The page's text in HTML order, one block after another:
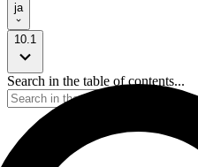
ja
10.1
Search in the table of contents...